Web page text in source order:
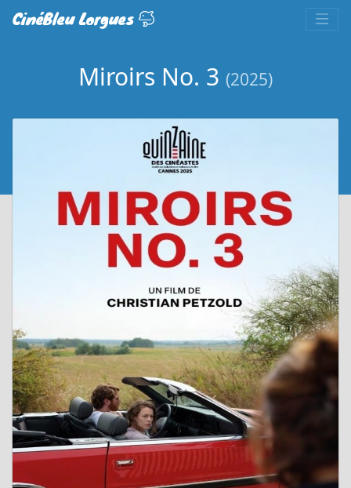
CinéBleu Lorgues
Miroirs No. 3 (2025)